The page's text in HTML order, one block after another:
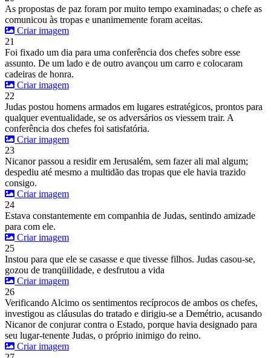
As propostas de paz foram por muito tempo examinadas; o chefe as
comunicou às tropas e unanimemente foram aceitas.
Criar imagem
21
Foi fixado um dia para uma conferência dos chefes sobre esse
assunto. De um lado e de outro avançou um carro e colocaram
cadeiras de honra.
Criar imagem
22
Judas postou homens armados em lugares estratégicos, prontos para
qualquer eventualidade, se os adversários os viessem trair. A
conferência dos chefes foi satisfatória.
Criar imagem
23
Nicanor passou a residir em Jerusalém, sem fazer ali mal algum;
despediu até mesmo a multidão das tropas que ele havia trazido
consigo.
Criar imagem
24
Estava constantemente em companhia de Judas, sentindo amizade
para com ele.
Criar imagem
25
Instou para que ele se casasse e que tivesse filhos. Judas casou-se,
gozou de tranqüilidade, e desfrutou a vida
Criar imagem
26
Verificando Alcimo os sentimentos recíprocos de ambos os chefes,
investigou as cláusulas do tratado e dirigiu-se a Demétrio, acusando
Nicanor de conjurar contra o Estado, porque havia designado para
seu lugar-tenente Judas, o próprio inimigo do reino.
Criar imagem